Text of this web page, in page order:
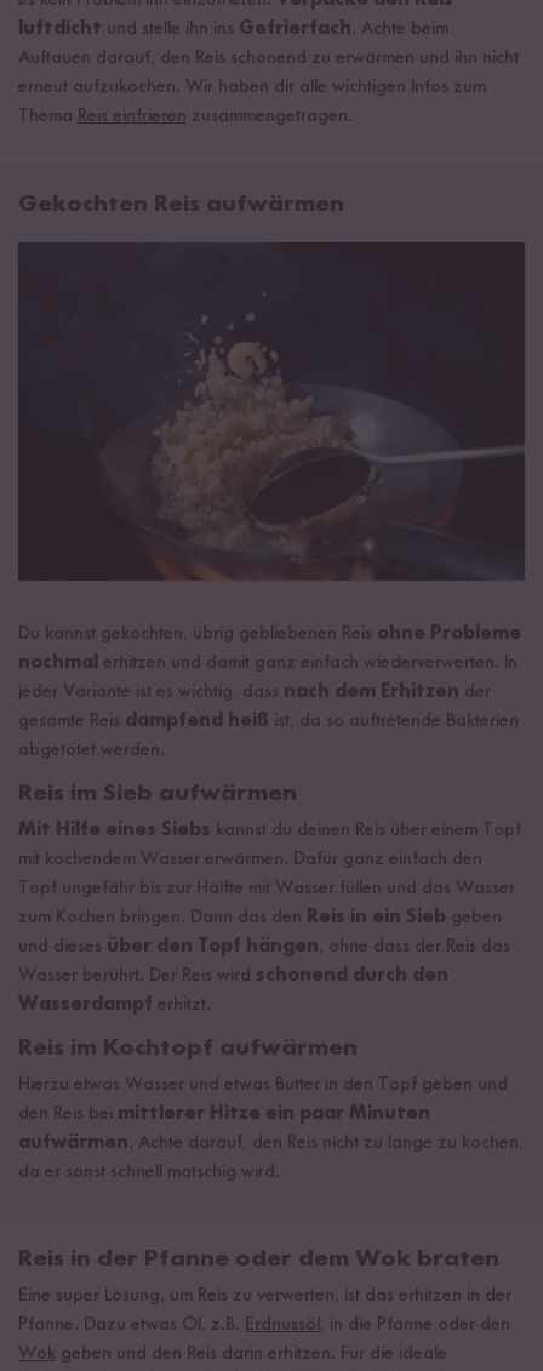
luftdicht und stelle ihn ins Gefrierfach. Achte beim
Auftauen darauf, den Reis schonend zu erwärmen und ihn nicht
erneut aufzukochen. Wir haben dir alle wichtigen Infos zum
Thema Reis einfrieren zusammengetragen.
Gekochten Reis aufwärmen
Du kannst gekochten, übrig gebliebenen Reis ohne Probleme
nochmal erhitzen und damit ganz einfach wiederverwerten. In
jeder Variante ist es wichtig, dass nach dem Erhitzen der
gesamte Reis dampfend heiß ist, da so auftretende Bakterien
abgetötet werden.
Reis im Sieb aufwärmen
Mit Hilfe eines Siebs kannst du deinen Reis über einem Topf
mit kochendem Wasser erwärmen. Dafür ganz einfach den
Topf ungefähr bis zur Hälfte mit Wasser füllen und das Wasser
zum Kochen bringen. Dann das den Reis in ein Sieb geben
und dieses über den Topf hängen, ohne dass der Reis das
Wasser berührt. Der Reis wird schonend durch den
Wasserdampf erhitzt.
Reis im Kochtopf aufwärmen
Hierzu etwas Wasser und etwas Butter in den Topf geben und
den Reis bei mittlerer Hitze ein paar Minuten
aufwärmen. Achte darauf, den Reis nicht zu lange zu kochen,
da er sonst schnell matschig wird.
Reis in der Pfanne oder dem Wok braten
Eine super Lösung, um Reis zu verwerten, ist das erhitzen in der
Pfanne. Dazu etwas Öl, z.B. Erdnussöl , in die Pfanne oder den
Wok geben und den Reis darin erhitzen. Für die ideale